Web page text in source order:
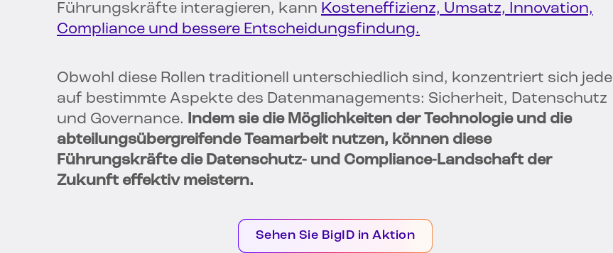
Führungskräfte interagieren, kann Kosteneffizienz, Umsatz, Innovation,
Compliance und bessere Entscheidungsfindung.
Obwohl diese Rollen traditionell unterschiedlich sind, konzentriert sich jede
auf bestimmte Aspekte des Datenmanagements: Sicherheit, Datenschutz
und Governance. Indem sie die Möglichkeiten der Technologie und die
abteilungsübergreifende Teamarbeit nutzen, können diese
Führungskräfte die Datenschutz- und Compliance-Landschaft der
Zukunft effektiv meistern.
Sehen Sie BigID in Aktion